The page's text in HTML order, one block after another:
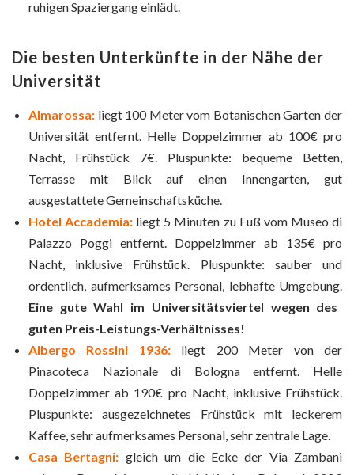
ruhigen Spaziergang einlädt.
Die besten Unterkünfte in der Nähe der
Universität
Almarossa: liegt 100 Meter vom Botanischen Garten der
Universität entfernt. Helle Doppelzimmer ab 100€ pro
Nacht, Frühstück 7€. Pluspunkte: bequeme Betten,
Terrasse mit Blick auf einen Innengarten, gut
ausgestattete Gemeinschaftsküche.
Hotel Accademia: liegt 5 Minuten zu Fuß vom Museo di
Palazzo Poggi entfernt. Doppelzimmer ab 135€ pro
Nacht, inklusive Frühstück. Pluspunkte: sauber und
ordentlich, aufmerksames Personal, lebhafte Umgebung.
Eine gute Wahl im Universitätsviertel wegen des
guten Preis-Leistungs-Verhältnisses!
Albergo Rossini 1936:liegt 200 Meter von der
Pinacoteca Nazionale di Bologna entfernt. Helle
Doppelzimmer ab 190€ pro Nacht, inklusive Frühstück.
Pluspunkte: ausgezeichnetes Frühstück mit leckerem
Kaffee, sehr aufmerksames Personal, sehr zentrale Lage.
Casa Bertagni: gleich um die Ecke der Via Zambani